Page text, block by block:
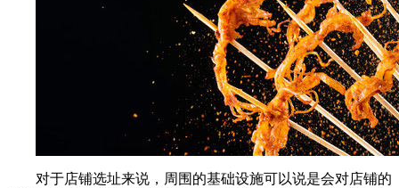
对于店铺选址来说，周围的基础设施可以说是会对店铺的